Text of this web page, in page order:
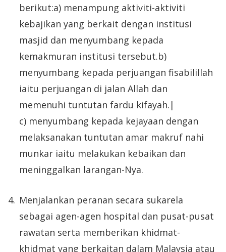
berikut:a) menampung aktiviti-aktiviti
kebajikan yang berkait dengan institusi
masjid dan menyumbang kepada
kemakmuran institusi tersebut.b)
menyumbang kepada perjuangan fisabilillah
iaitu perjuangan di jalan Allah dan
memenuhi tuntutan fardu kifayah.|
c) menyumbang kepada kejayaan dengan
melaksanakan tuntutan amar makruf nahi
munkar iaitu melakukan kebaikan dan
meninggalkan larangan-Nya.
Menjalankan peranan secara sukarela
sebagai agen-agen hospital dan pusat-pusat
rawatan serta memberikan khidmat-
khidmat yang berkaitan dalam Malaysia atau